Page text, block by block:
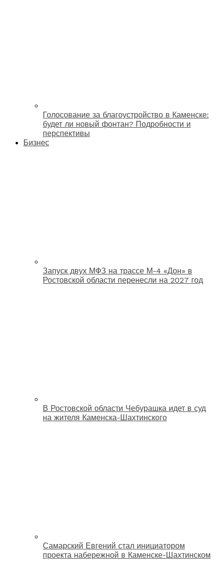
Голосование за благоустройство в Каменске:
будет ли новый фонтан? Подробности и
перспективы
Бизнес
Запуск двух МФЗ на трассе М-4 «Дон» в
Ростовской области перенесли на 2027 год
В Ростовской области Чебурашка идет в суд
на жителя Каменска-Шахтинского
Самарский Евгений стал инициатором
проекта набережной в Каменске-Шахтинском